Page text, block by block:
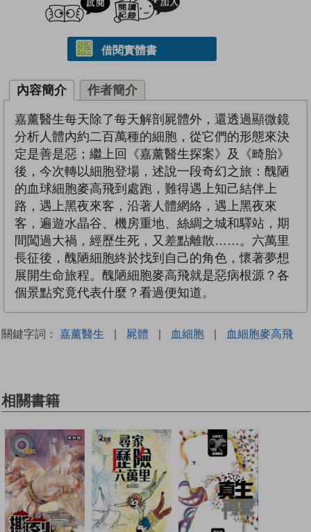
借閱實體書
內容簡介 作者簡介
嘉薰醫生每天除了每天解剖屍體外，還透過顯微鏡
分析人體內約二百萬種的細胞，從它們的形態來決
定是善是惡；繼上回《嘉薰醫生探案》及《畸胎》
後，今次轉以細胞登場，述說一段奇幻之旅：醜陋
的血球細胞麥高飛到處跑，難得遇上知己結伴上
路，遇上黑夜來客，沿著人體網絡，遇上黑夜來
客，遍遊水晶谷、機房重地、絲綢之城和驛站，期
間闖過大禍，經歷生死，又差點離散……。六萬里
長征後，醜陋細胞終於找到自己的角色，懷著夢想
展開生命旅程。醜陋細胞麥高飛就是惡病根源？各
個景點究竟代表什麼？看過便知道。
關鍵字詞： 嘉薰醫生 | 屍體 | 血細胞 | 血細胞麥高飛
相關書籍